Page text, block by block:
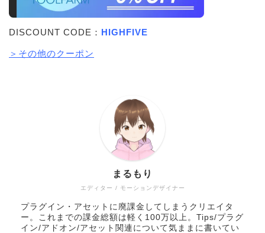
DISCOUNT CODE： HIGHFIVE
＞その他のクーポン
エディター / モーションデザイナー
まるもり
プラグイン・アセットに廃課金してしまうクリエイタ
ー。これまでの課金総額は軽く100万以上。Tips/プラグ
イン/アドオン/アセット関連について気ままに書いてい